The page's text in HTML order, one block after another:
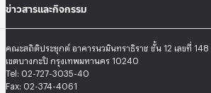
ข่าวสารและกิจกรรม
คณะสถิติประยุกต์ อาคารนวมินทราธิราช ชั้น 12 เลขที่ 148
เขตบางกะปิ กรุงเทพมหานคร 10240
Tel: 02-727-3035-40
Fax: 02-374-4061